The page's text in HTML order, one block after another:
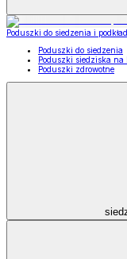
Poduszki do siedzenia i
Poduszki do siedzenia
Poduszki siedziska na
Poduszki zdrowotne